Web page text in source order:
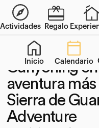
Actividades Regalo
Inicio Calendario
Canyoning
aventura
Sierra de
Adventure